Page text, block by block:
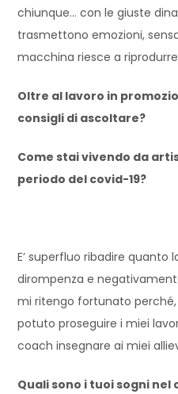
chiunque… con le giuste
trasmettono emozioni,
macchina riesce a
Oltre al lavoro in
consigli di ascoltare?
Come stai vivendo da
periodo del covid-19?
E’ superfluo ribadire
dirompenza e
mi ritengo fortunato
potuto proseguire i miei
coach insegnare ai miei
Quali sono i tuoi sogni nel